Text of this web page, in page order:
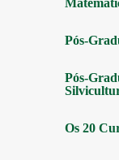
Pós-
Pós-
Os 20